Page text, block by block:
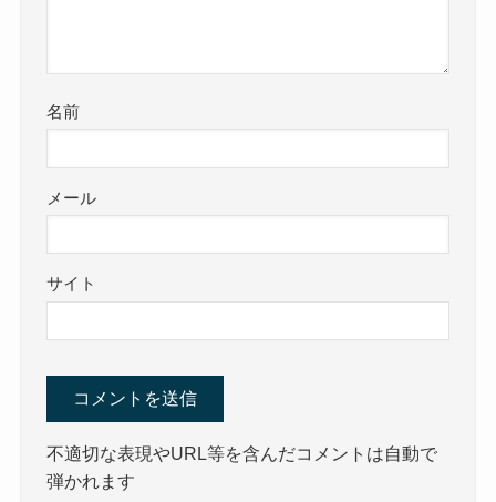
名前
メール
サイト
不適切な表現やURL等を含んだコメントは自動で
弾かれます